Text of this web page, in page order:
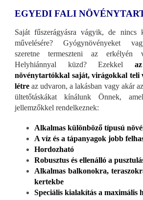
EGYEDI FALI
Saját fűszerágyásra vágyik, de nincs
művelésére? Gyógynövényeket
szeretne termeszteni az erkélyén
Helyhiánnyal küzd? Ezekkel
növénytartókkal saját, virágokkal teli
létre az udvaron, a lakásban vagy akár
ültetőtáskákat kínálunk Önnek,
jellemzőkkel rendelkeznek:
Alkalmas különböző típusú
A víz és a tápanyagok jobb
Hordozható
Robusztus és ellenálló a
Alkalmas balkonokra,
kertekbe
Speciális kialakítás a maximális